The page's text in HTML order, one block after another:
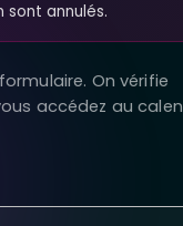
sont annulés.
On vérifie
accédez au